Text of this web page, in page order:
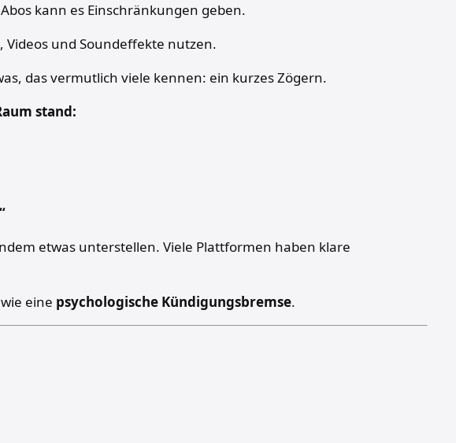
kann es Einschränkungen geben.
und Soundeffekte nutzen.
das vermutlich viele kennen: ein kurzes Zögern.
stand:
etwas unterstellen. Viele Plattformen haben klare
eine psychologische Kündigungsbremse.